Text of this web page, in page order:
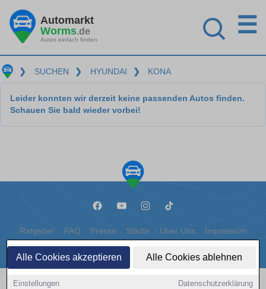
Alle Cookies akzeptieren Alle Cookies ablehnen
Einstellungen Datenschutzerklärung
Automarkt
Worms.de
Autos einfach finden
☰
❯ SUCHEN ❯ HYUNDAI ❯ KONA
Leider konnten wir derzeit keine passenden Autos finden.
Schauen Sie bald wieder vorbei!
Ratgeber FAQ Presse Städte Über Uns Impressum
Datenschutz Cookies
Copyright © 2000 - 2026 | 1A Infosysteme GmbH | Content by: 1a-sites-autos